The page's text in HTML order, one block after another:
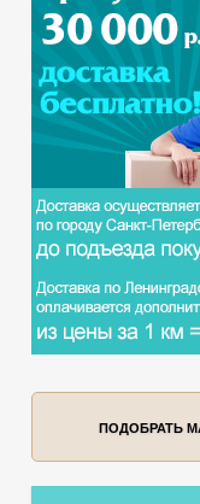
ПОДОБРАТЬ